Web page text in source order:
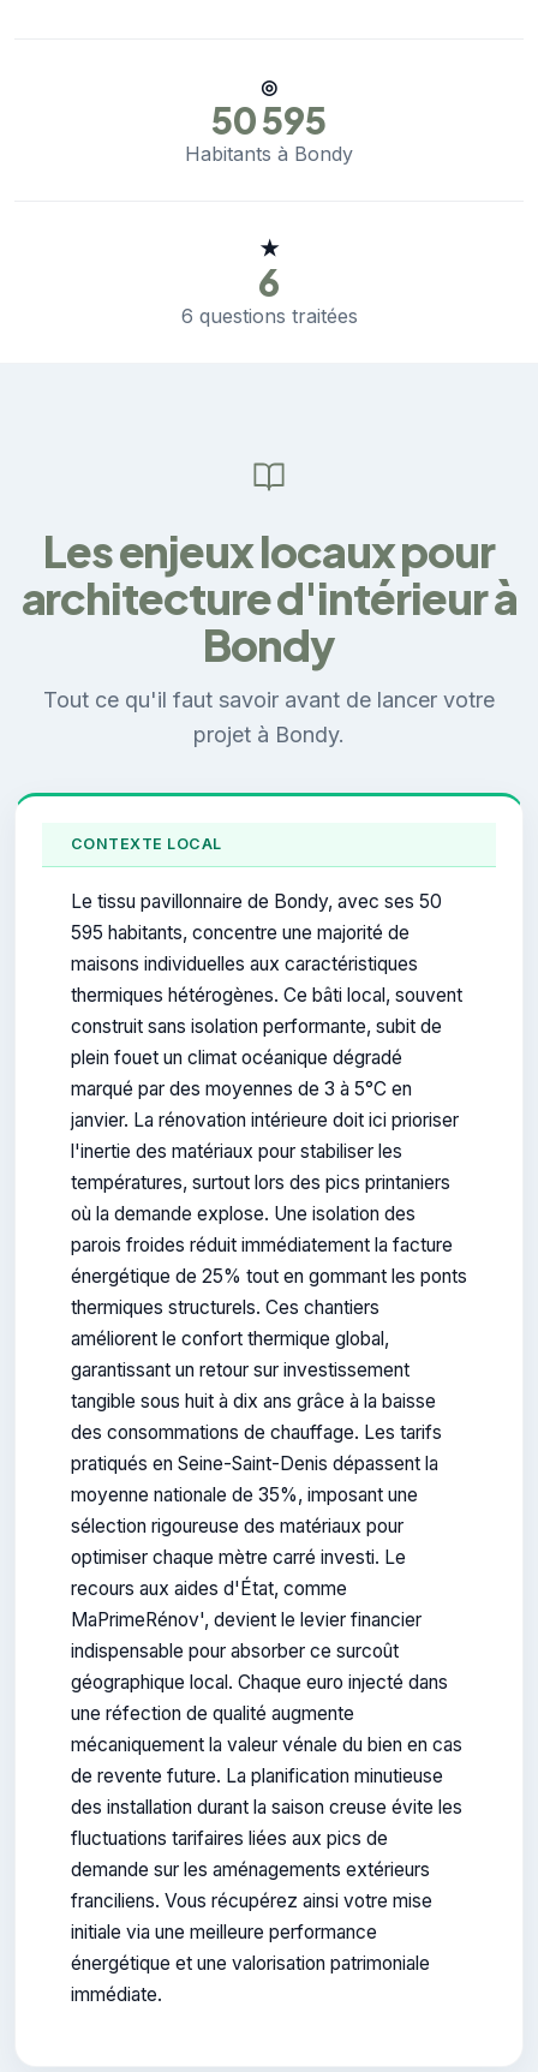
◎
50 595
Habitants à Bondy
★
6
6 questions traitées
Les enjeux locaux pour
architecture d'intérieur à
Bondy
Tout ce qu'il faut savoir avant de lancer votre
projet à Bondy.
CONTEXTE LOCAL
Le tissu pavillonnaire de Bondy, avec ses 50
595 habitants, concentre une majorité de
maisons individuelles aux caractéristiques
thermiques hétérogènes. Ce bâti local, souvent
construit sans isolation performante, subit de
plein fouet un climat océanique dégradé
marqué par des moyennes de 3 à 5°C en
janvier. La rénovation intérieure doit ici prioriser
l'inertie des matériaux pour stabiliser les
températures, surtout lors des pics printaniers
où la demande explose. Une isolation des
parois froides réduit immédiatement la facture
énergétique de 25% tout en gommant les ponts
thermiques structurels. Ces chantiers
améliorent le confort thermique global,
garantissant un retour sur investissement
tangible sous huit à dix ans grâce à la baisse
des consommations de chauffage. Les tarifs
pratiqués en Seine-Saint-Denis dépassent la
moyenne nationale de 35%, imposant une
sélection rigoureuse des matériaux pour
optimiser chaque mètre carré investi. Le
recours aux aides d'État, comme
MaPrimeRénov', devient le levier financier
indispensable pour absorber ce surcoût
géographique local. Chaque euro injecté dans
une réfection de qualité augmente
mécaniquement la valeur vénale du bien en cas
de revente future. La planification minutieuse
des installation durant la saison creuse évite les
fluctuations tarifaires liées aux pics de
demande sur les aménagements extérieurs
franciliens. Vous récupérez ainsi votre mise
initiale via une meilleure performance
énergétique et une valorisation patrimoniale
immédiate.